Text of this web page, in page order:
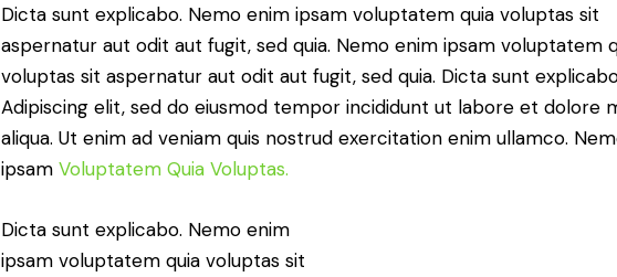
Dicta sunt explicabo. Nemo enim ipsam voluptatem quia voluptas sit
aspernatur aut odit aut fugit, sed quia. Nemo enim ipsam voluptatem
voluptas sit aspernatur aut odit aut fugit, sed quia. Dicta sunt
Adipiscing elit, sed do eiusmod tempor incididunt ut labore et dolore
aliqua. Ut enim ad veniam quis nostrud exercitation enim ullamco.
ipsamVoluptatem Quia Voluptas.
Dicta sunt explicabo. Nemo enim
ipsam voluptatem quia voluptas sit